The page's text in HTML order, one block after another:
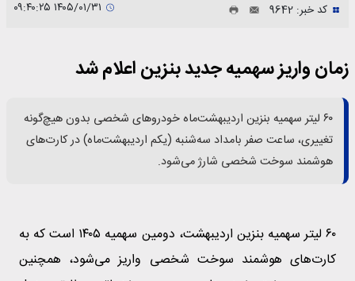
کد خبر: 9642
زمان واریز سهمیه جدید بنزین اعلام شد
۶۰ لیتر سهمیه بنزین اردیبهشت‌ماه خودروهای شخصی بدون هیچ‌گونه
تغییری، ساعت صفر بامداد سه‌شنبه (یکم اردیبهشت‌ماه) در کارت‌های
هوشمند سوخت شخصی شارژ می‌شود.
۶۰ لیتر سهمیه‌ بنزین اردیبهشت، دومین سهمیه ۱۴۰۵ است که به
کارت‌های هوشمند سوخت شخصی واریز می‌شود، همچنین